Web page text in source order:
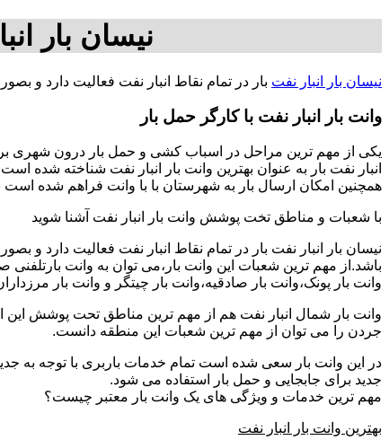
نیسان بار
نیسان بار انبار نفت بار در تمام نقاط انبار نفت فعالیت دارد و
وانت بار انبار نفت با کارگر حمل بار
یکی از مهم ترین مراحل در اسباب کشی و حمل بار درون شهری
انبار نفت بار به عنوان بهترین وانت بار انبار نفت شناخته شده
همچنین امکان ارسال بار به شهرستان با با وانت فراهم شده است برای بار از تهران به شهرستان
با شعبات و مناطق تخت پوشش وانت بار انبار نفت آشنا شوید
نیسان بار انبار نفت بار در تمام نقاط انبار نفت فعالیت دارد
باشد.از مهم ترین شعبات این وانت بار،می توان به وانت
وانت بار پونک،وانت بار صادقیه،وانت بار چیتگر و وانت بار
وانت بار شمال انبار نفت هم از مهم ترین مناطق تحت پوشش این
جردن را می توان از مهم ترین شعبات این منطقه دانست.
در این وانت بار سعی شده است تمام خدمات باربری با توجه به
جدید برای جابجایی و حمل بار استفاده می شود.
مهم ترین خدمات و ویژگی های یک وانت بار معتبر چیست؟
بهترین وانت بار انبار نفت